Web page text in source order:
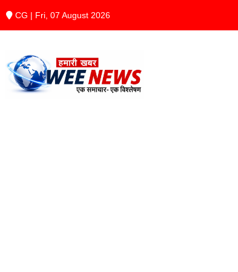
CG | Fri, 07 August 2026